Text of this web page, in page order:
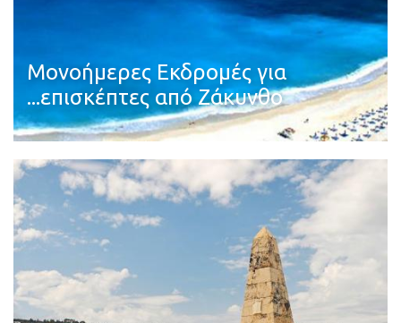
Μονοήμερες Εκδρομές για
...επισκέπτες από Ζάκυνθο
Διαβάστε περισσότερα